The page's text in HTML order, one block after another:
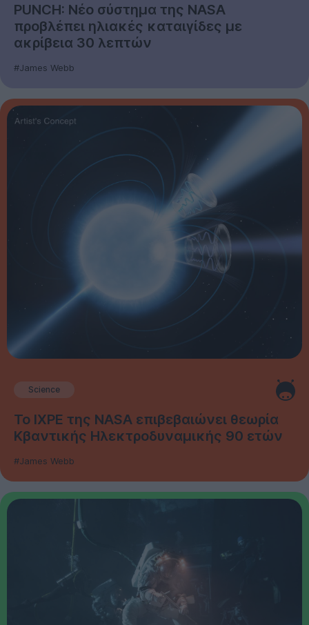
PUNCH: Νέο σύστημα της NASA
προβλέπει ηλιακές καταιγίδες με
ακρίβεια 30 λεπτών
#James Webb
Science
Το IXPE της NASA επιβεβαιώνει θεωρία
Κβαντικής Ηλεκτροδυναμικής 90 ετών
#James Webb